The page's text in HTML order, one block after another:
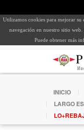
Utilizamos cookies para mejorar su
navegación en nuestro sitio web.
Puede obtener más
INICIO
LARGO